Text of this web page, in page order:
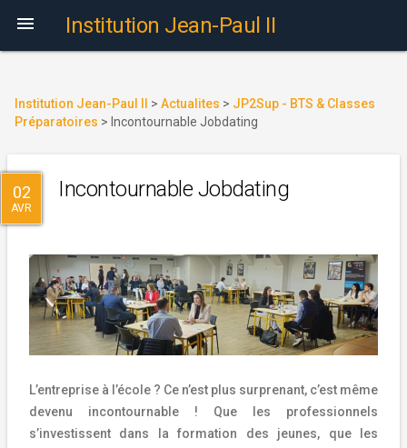
 Institution Jean-Paul II
Institution Jean-Paul II > Actualites > JP2Sup - BTS & Classes
Préparatoires > Incontournable Jobdating
02
AVR
Incontournable Jobdating
L’entreprise à l’école ? Ce n’est plus surprenant, c’est même
devenu incontournable ! Que les professionnels
s’investissent dans la formation des jeunes, que les